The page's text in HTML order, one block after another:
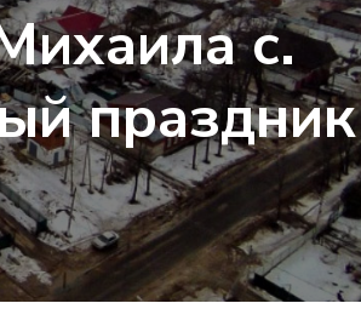
с.
праздник